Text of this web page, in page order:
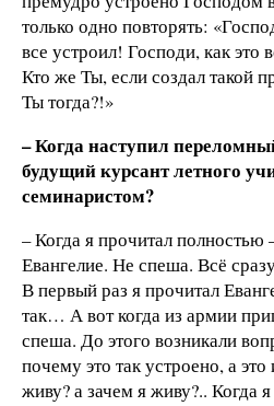
только одно повторять:
все устроил! Господи, как это
Кто же Ты, если создал такой
Ты тогда?!»
– Когда наступил
будущий курсант летного
семинаристом?
– Когда я прочитал
Евангелие. Не спеша. Всё
В первый раз я прочитал
так… А вот когда из армии
спеша. До этого возникали
почему это так устроено, а
живу? а зачем я живу?.. Когда